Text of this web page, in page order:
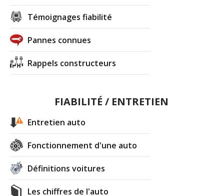
Témoignages fiabilité
Pannes connues
Rappels constructeurs
FIABILITÉ / ENTRETIEN
Entretien auto
Fonctionnement d'une auto
Définitions voitures
Les chiffres de l'auto